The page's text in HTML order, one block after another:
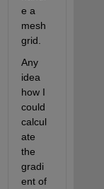
e a
mesh
grid.
Any
idea
how I
could
calcul
ate
the
gradi
ent of